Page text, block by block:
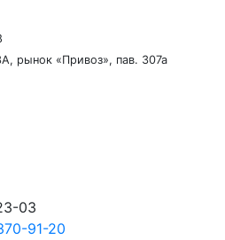
рынок «Привоз», пав. 307а
03
91-20